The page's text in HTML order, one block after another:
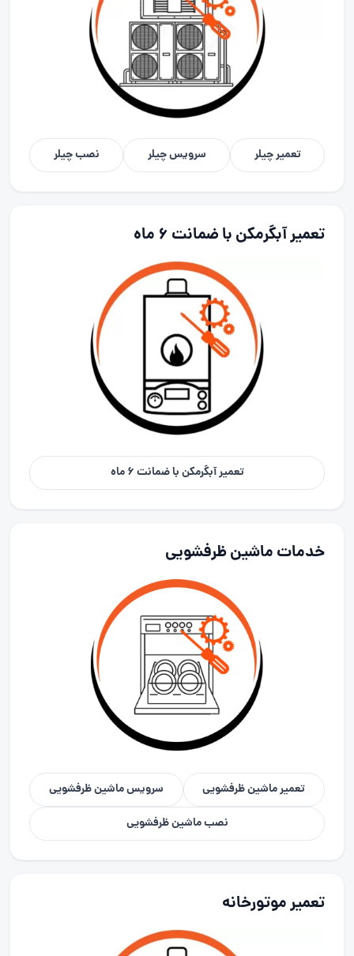
تعمیر چیلر سرویس چیلر نصب چیلر
تعمیر آبگرمکن با ضمانت 6 ماه
تعمیر آبگرمکن با ضمانت 6 ماه
خدمات ماشین ظرفشویی
تعمیر ماشین ظرفشویی
سرویس ماشین ظرفشویی
نصب ماشین ظرفشویی
تعمیر موتورخانه